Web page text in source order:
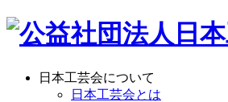
日本工芸会について
日本工芸会とは